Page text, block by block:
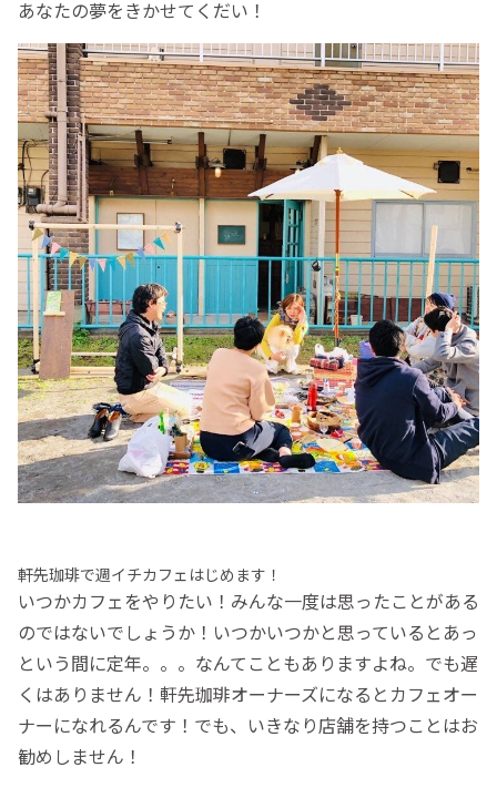
あなたの夢をきかせてくだい！
軒先珈琲で週イチカフェはじめます！
いつかカフェをやりたい！みんな一度は思ったことがある
のではないでしょうか！いつかいつかと思っているとあっ
という間に定年。。。なんてこともありますよね。でも遅
くはありません！軒先珈琲オーナーズになるとカフェオー
ナーになれるんです！でも、いきなり店舗を持つことはお
勧めしません！